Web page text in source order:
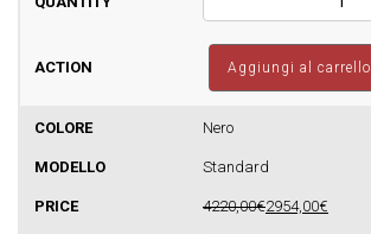
a
Sfera
Glass
17
420mq
Aggiungi al carrello
Nero
Standard
4220,00€2954,00€